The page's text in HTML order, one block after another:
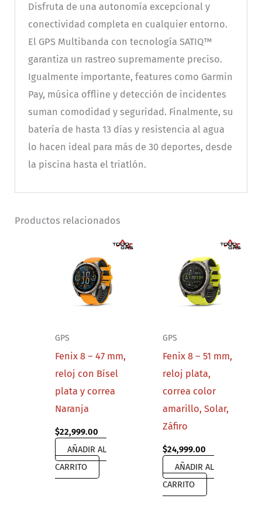
Disfruta de una autonomía excepcional y
conectividad completa en cualquier entorno.
El GPS Multibanda con tecnología SATIQ™
garantiza un rastreo supremamente preciso.
Igualmente importante, features como Garmin
Pay, música offline y detección de incidentes
suman comodidad y seguridad. Finalmente, su
batería de hasta 13 días y resistencia al agua
lo hacen ideal para más de 30 deportes, desde
la piscina hasta el triatlón.
Productos relacionados
GPS
Fenix 8 – 47 mm,
reloj con Bísel
plata y correa
Naranja
$22,999.00
AÑADIR AL
CARRITO
GPS
Fenix 8 – 51 mm,
reloj plata,
correa color
amarillo, Solar,
Záfiro
$24,999.00
AÑADIR AL
CARRITO